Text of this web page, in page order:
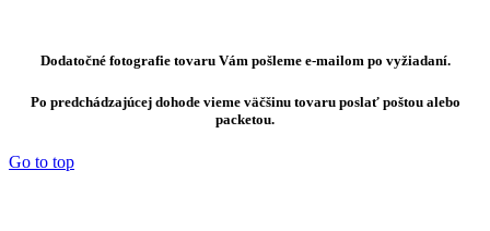
Dodatočné fotografie tovaru Vám pošleme e-mailom po vyžiadaní.
Po predchádzajúcej dohode vieme väčšinu tovaru poslať poštou alebo
packetou.
Go to top